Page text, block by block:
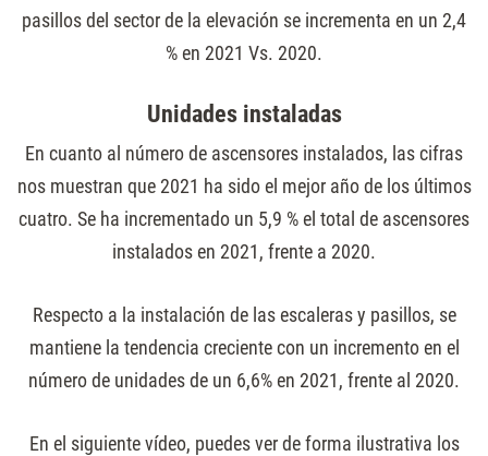
pasillos del sector de la elevación se incrementa en un 2,4
% en 2021 Vs. 2020.
Unidades instaladas
En cuanto al número de ascensores instalados, las cifras
nos muestran que 2021 ha sido el mejor año de los últimos
cuatro. Se ha incrementado un 5,9 % el total de ascensores
instalados en 2021, frente a 2020.
Respecto a la instalación de las escaleras y pasillos, se
mantiene la tendencia creciente con un incremento en el
número de unidades de un 6,6% en 2021, frente al 2020.
En el siguiente vídeo, puedes ver de forma ilustrativa los